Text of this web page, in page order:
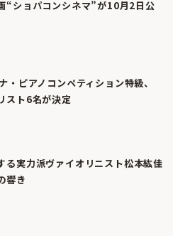
“ショパコンシネマ”が10月2日公
・ピアノコンペティション特級、
スト6名が決定
る実力派ヴァイオリニスト松本紘佳
響き